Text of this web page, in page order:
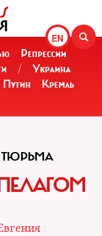
EN
Репрессии
/
Украина
Путин
Кремль